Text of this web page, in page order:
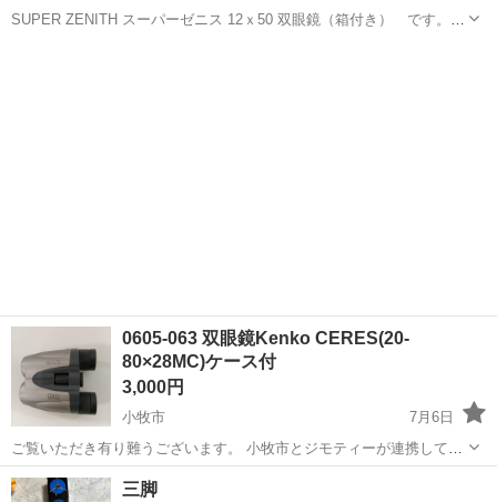
SUPER ZENITH スーパーゼニス 12ｘ50 双眼鏡（箱付き） です。
0605-063 双眼鏡Kenko CERES(20-
80×28MC)ケース付
3,000円
小牧市
7月6日
ご覧いただき有り難うございます。 小牧市とジモティーが連携して運
営しています。 粗⼤ごみ等の減量を⽬的にまだ使えるものをリユース
しています。 ★★★★★ ご自宅にある不要品を是非ジモティースポッ
愛知 小牧市 望遠鏡、顕微鏡
三脚